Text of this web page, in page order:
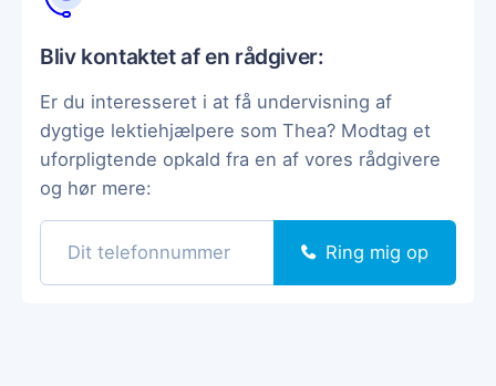
Bliv kontaktet af en rådgiver:
Er du interesseret i at få undervisning af
dygtige lektiehjælpere som Thea? Modtag et
uforpligtende opkald fra en af vores rådgivere
og hør mere:
Ring mig op